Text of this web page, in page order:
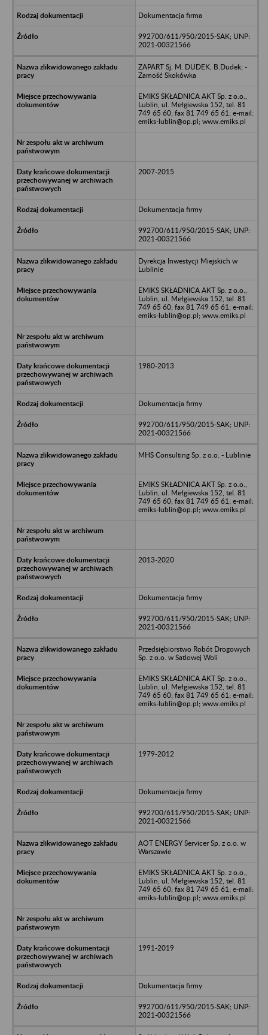
Dokumentacja firma
992700/611/950/2015-SAK; UNP:
2021-00321566
ZAPART Sj. M. DUDEK, B.Dudek; -
Zamość Skokówka
EMIKS SKŁADNICA AKT Sp. z o.o.,
Lublin, ul. Mełgiewska 152, tel. 81
749 65 60; fax 81 749 65 61; e-mail:
emiks-lublin@op.pl; www.emiks.pl
2007-2015
Dokumentacja firmy
992700/611/950/2015-SAK; UNP:
2021-00321566
Dyrekcja Inwestycji Miejskich w
Lublinie
EMIKS SKŁADNICA AKT Sp. z o.o.,
Lublin, ul. Mełgiewska 152, tel. 81
749 65 60; fax 81 749 65 61; e-mail:
emiks-lublin@op.pl; www.emiks.pl
1980-2013
Dokumentacja firmy
992700/611/950/2015-SAK; UNP:
2021-00321566
MHS Consulting Sp. z o.o. - Lublinie
EMIKS SKŁADNICA AKT Sp. z o.o.,
Lublin, ul. Mełgiewska 152, tel. 81
749 65 60; fax 81 749 65 61; e-mail:
emiks-lublin@op.pl; www.emiks.pl
2013-2020
Dokumentacja firmy
992700/611/950/2015-SAK; UNP:
2021-00321566
Przedsiębiorstwo Robót Drogowych
Sp. z o.o. w Satlowej Woli
EMIKS SKŁADNICA AKT Sp. z o.o.,
Lublin, ul. Mełgiewska 152, tel. 81
749 65 60; fax 81 749 65 61; e-mail:
emiks-lublin@op.pl; www.emiks.pl
1979-2012
Dokumentacja firmy
992700/611/950/2015-SAK; UNP:
2021-00321566
AOT ENERGY Servicer Sp. z o.o. w
Warszawie
EMIKS SKŁADNICA AKT Sp. z o.o.,
Lublin, ul. Mełgiewska 152, tel. 81
749 65 60; fax 81 749 65 61; e-mail:
emiks-lublin@op.pl; www.emiks.pl
1991-2019
Dokumentacja firmy
992700/611/950/2015-SAK; UNP:
2021-00321566